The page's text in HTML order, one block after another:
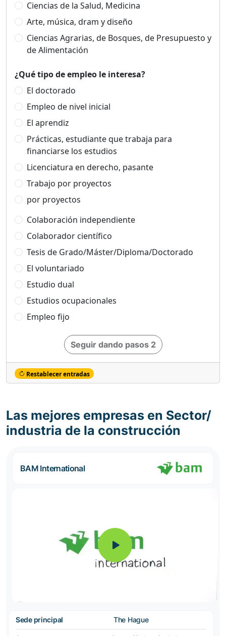
Ciencias de la Salud, Medicina
Arte, música, dram y diseño
Ciencias Agrarias, de Bosques, de Presupuesto y
de Alimentación
¿Qué tipo de empleo le interesa?
El doctorado
Empleo de nivel inicial
El aprendiz
Prácticas, estudiante que trabaja para
financiarse los estudios
Licenciatura en derecho, pasante
Trabajo por proyectos
por proyectos
Colaboración independiente
Colaborador científico
Tesis de Grado/Máster/Diploma/Doctorado
El voluntariado
Estudio dual
Estudios ocupacionales
Empleo fijo
Seguir dando pasos 2
Restablecer entradas
Las mejores empresas en Sector/
industria de la construcción
BAM International
Sede principal The Hague